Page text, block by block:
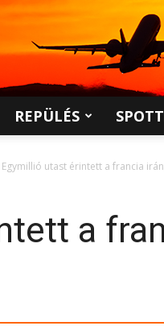
REPÜLÉS
Egymillió utast érintett a francia
a